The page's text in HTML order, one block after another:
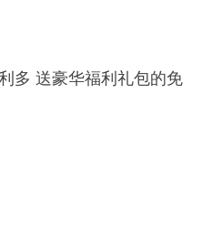
多 送豪华福利礼包的免